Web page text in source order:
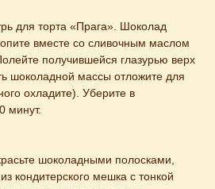
для торта «Прага». Шоколад
вместе со сливочным маслом
получившейся глазурью верх
шоколадной массы отложите для
охладите). Уберите в
минут.
шоколадными полосками,
кондитерского мешка с тонкой